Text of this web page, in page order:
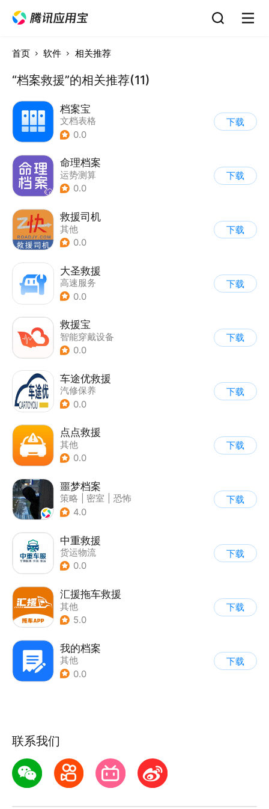
首页 软件 相关推荐
“档案救援”的相关推荐(11)
档案宝
文档表格
0.0
下载
命理档案
运势测算
0.0
下载
救援司机
其他
0.0
下载
大圣救援
高速服务
0.0
下载
救援宝
智能穿戴设备
0.0
下载
车途优救援
汽修保养
0.0
下载
点点救援
其他
0.0
下载
噩梦档案
策略 密室
恐怖
| 暗黑
4.0
下载
中重救援
货运物流
0.0
下载
汇援拖车救援
其他
5.0
下载
我的档案
其他
0.0
下载
联系我们